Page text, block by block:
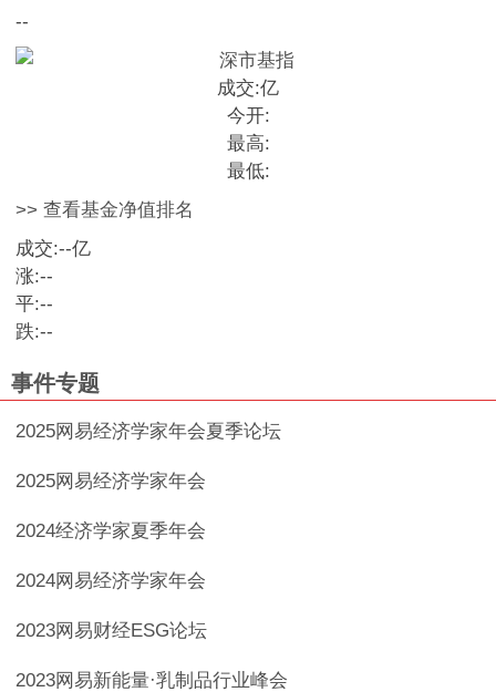
--
成交:亿
今开:
最高:
最低:
>> 查看基金净值排名
成交:--亿
涨:--
平:--
跌:--
事件专题
2025网易经济学家年会夏季论坛
2025网易经济学家年会
2024经济学家夏季年会
2024网易经济学家年会
2023网易财经ESG论坛
2023网易新能量·乳制品行业峰会